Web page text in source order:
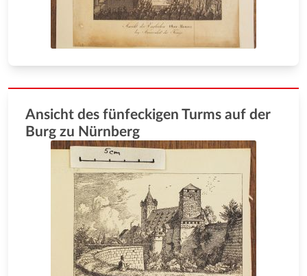
Ansicht des fünfeckigen Turms auf der
Burg zu Nürnberg